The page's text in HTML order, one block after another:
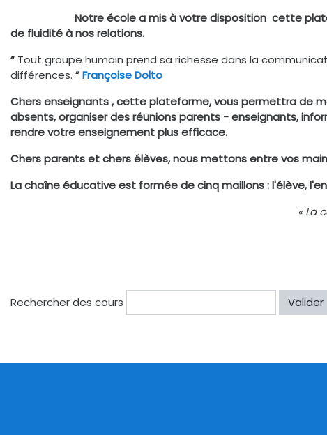
Notre école a mis à votre disposition cette
de fluidité à nos relations.
“ Tout groupe humain prend sa richesse dans la
différences. ”Françoise Dolto
Chers enseignants , cette plateforme, vous permettra de
absents, organiser des réunions parents - enseignants,
rendre votre enseignement plus efficace.
Chers parents et chers élèves, nous mettons entre vos
La chaîne éducative est formée de cinq maillons : l'élève,
« La
Rechercher des cours Valider